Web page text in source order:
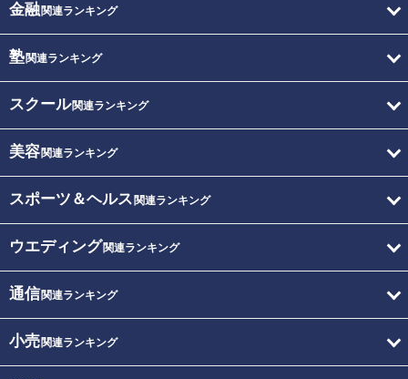
金融関連ランキング
塾関連ランキング
スクール関連ランキング
美容関連ランキング
スポーツ＆ヘルス 関連ランキング
ウエディング関連ランキング
通信関連ランキング
小売関連ランキング